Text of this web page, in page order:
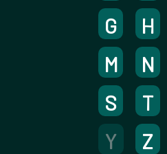
G
H
M
N
S
T
Y
Z